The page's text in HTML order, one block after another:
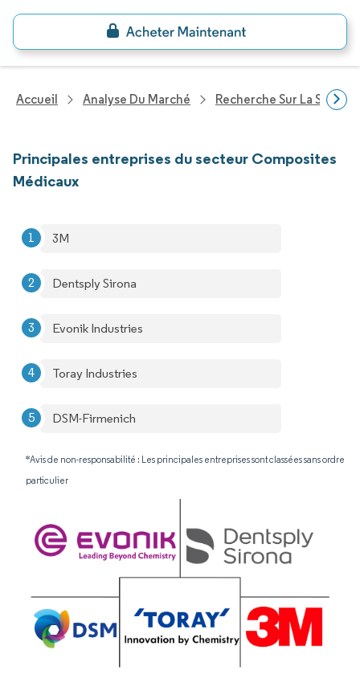
Accueil Analyse Du Marché Recherche Sur La Santé
Principales entreprises du secteur Composites
Médicaux
3M
Dentsply Sirona
Evonik Industries
Toray Industries
DSM-Firmenich
*Avis de non-responsabilité : Les principales entreprises sont classées sans ordre
particulier